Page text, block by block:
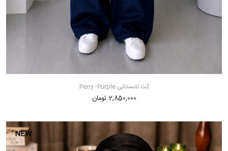
کت تابستانی Perry -purple
2,850,000 تومان
NEW